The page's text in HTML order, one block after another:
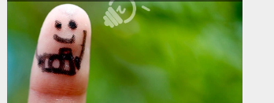
How is it used on a plane?
上如何被使用？
for the lavatories
and for the coffee—